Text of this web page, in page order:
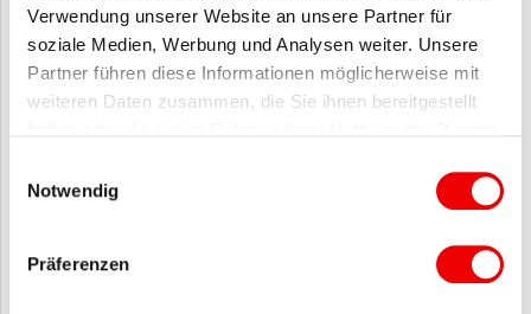
Verwendung unserer Website an unsere Partner für
soziale Medien, Werbung und Analysen weiter. Unsere
Partner führen diese Informationen möglicherweise mit
weiteren Daten zusammen, die Sie ihnen bereitgestellt
Notwendig
Präferenzen
Gewerbliches Leasinggeschäft,Gewerbliches Einlagengeschäft,
Internationales Geschäft, Gewerbliches Versicherungsgeschäft,
Factoring sowie Payment. In unserem Online-Praxisdialog lernen
Sie die grundlegenden Funktionen und Marktanalysen der
Potenzialanalyse Firmenkunden kennen und wie Sie diese in
Firmenkunden: Aktuelle Marktentwicklungen und
Neuerungen (online)